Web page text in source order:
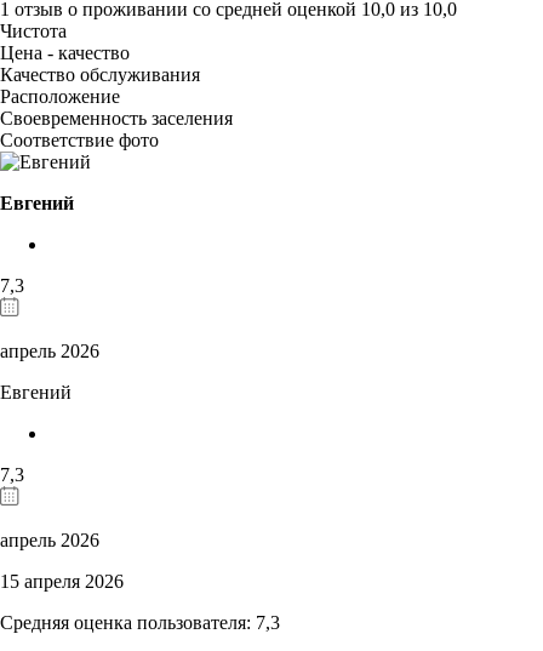
1 отзыв о проживании со средней оценкой 10,0 из 10,0
Чистота
Цена - качество
Качество обслуживания
Расположение
Своевременность заселения
Соответствие фото
Евгений
7,3
апрель 2026
Евгений
7,3
апрель 2026
15 апреля 2026
Средняя оценка пользователя: 7,3